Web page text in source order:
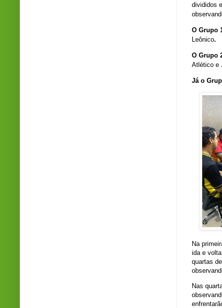
divididos
O Grupo
Leônico.
O Grupo
Atlético e
Já o
Na
ida e
quartas
Nas